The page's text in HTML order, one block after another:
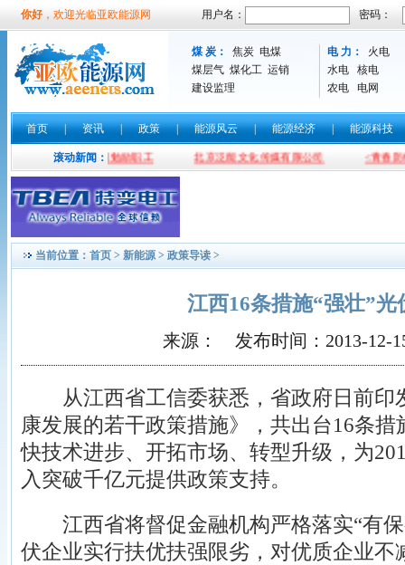
你好，欢迎光临亚欧能源网 用户名： 密码：
煤 炭： 焦炭 电煤
煤层气 煤化工 运销
建设监理
电 力：
火电
水电
核电
农电
电网
首页 | 资讯 | 政策 | 能源风云 | 能源经济 | 能源科技
滚动新闻：
工作 并现场题词勉励职工 北京泛能文化传媒有限公司 <青春防线
当前位置： 首页 > 新能源> 政策导读 >
江西16条措施“强壮”光
来源： 发布时间：2013-12-
从江西省工信委获悉，省政府日前印
康发展的若干政策措施》，共出台16条
快技术进步、开拓市场、转型升级，为
入突破千亿元提供政策支持。
江西省将督促金融机构严格落实“有保
伏企业实行扶优扶强限劣，对优质企业不